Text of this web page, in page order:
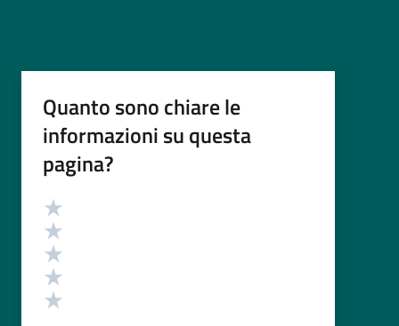
Quanto sono chiare le
informazioni su questa
pagina?
Valutazione